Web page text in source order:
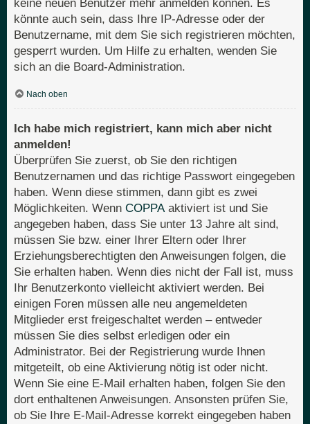
keine neuen Benutzer mehr anmelden können. Es
könnte auch sein, dass Ihre IP-Adresse oder der
Benutzername, mit dem Sie sich registrieren möchten,
gesperrt wurden. Um Hilfe zu erhalten, wenden Sie
sich an die Board-Administration.
Nach oben
Ich habe mich registriert, kann mich aber nicht
anmelden!
Überprüfen Sie zuerst, ob Sie den richtigen
Benutzernamen und das richtige Passwort eingegeben
haben. Wenn diese stimmen, dann gibt es zwei
Möglichkeiten. Wenn COPPAaktiviert ist und Sie
angegeben haben, dass Sie unter 13 Jahre alt sind,
müssen Sie bzw. einer Ihrer Eltern oder Ihrer
Erziehungsberechtigten den Anweisungen folgen, die
Sie erhalten haben. Wenn dies nicht der Fall ist, muss
Ihr Benutzerkonto vielleicht aktiviert werden. Bei
einigen Foren müssen alle neu angemeldeten
Mitglieder erst freigeschaltet werden – entweder
müssen Sie dies selbst erledigen oder ein
Administrator. Bei der Registrierung wurde Ihnen
mitgeteilt, ob eine Aktivierung nötig ist oder nicht.
Wenn Sie eine E-Mail erhalten haben, folgen Sie den
dort enthaltenen Anweisungen. Ansonsten prüfen Sie,
ob Sie Ihre E-Mail-Adresse korrekt eingegeben haben